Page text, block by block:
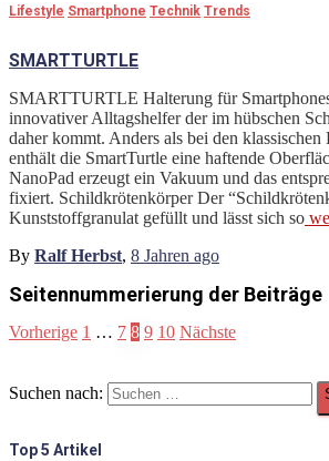
Lifestyle Smartphone Technik Trends
SMARTTURTLE
SMARTTURTLE Halterung für
innovativer Alltagshelfer der im hübschen
daher kommt. Anders als bei den klassischen
enthält die SmartTurtle eine haftende
NanoPad erzeugt ein Vakuum und das
fixiert. Schildkrötenkörper Der
Kunststoffgranulat gefüllt und lässt sich so
By Ralf Herbst, 8 Jahren ago
Seitennummerierung der Beiträge
Vorherige 1 … 7 8 9 10 Nächste
Suchen nach:
Top 5 Artikel